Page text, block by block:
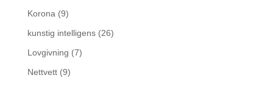
Korona (9)
kunstig intelligens(26)
Lovgivning (7)
Nettvett(9)